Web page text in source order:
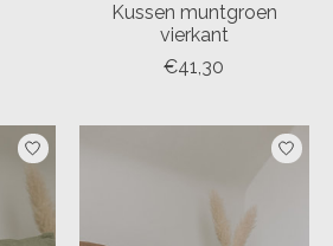
Kussen muntgroen
vierkant
€41,30